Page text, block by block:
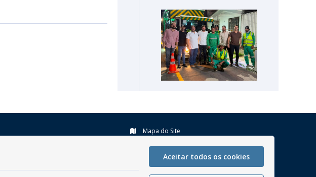
Mapa do Site
Perguntas frequentes
Manual de Navegação
Aceitar todos os cookies